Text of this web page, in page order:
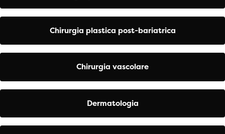
Chirurgia plastica post-bariatrica
Chirurgia vascolare
Dermatologia